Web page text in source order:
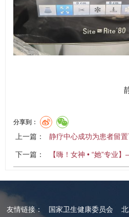
分享到：
上一篇： 静疗中心成功为患者留
下一篇： 【嗨！女神 • “她”专业
友情链接： 国家卫生健康委员会